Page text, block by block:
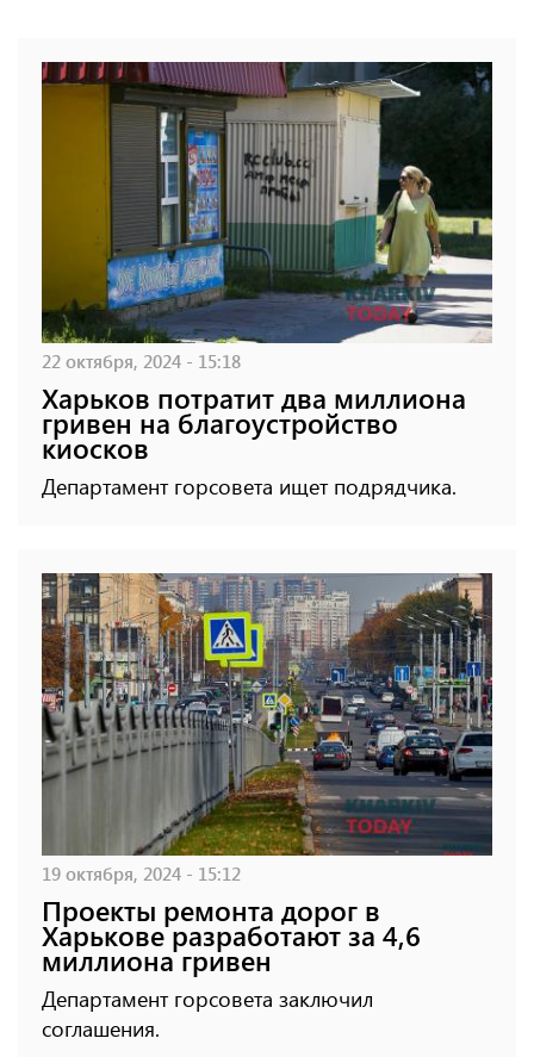
22 октября, 2024 - 15:18
Харьков потратит два миллиона
гривен на благоустройство
киосков
Департамент горсовета ищет подрядчика.
19 октября, 2024 - 15:12
Проекты ремонта дорог в
Харькове разработают за 4,6
миллиона гривен
Департамент горсовета заключил
соглашения.